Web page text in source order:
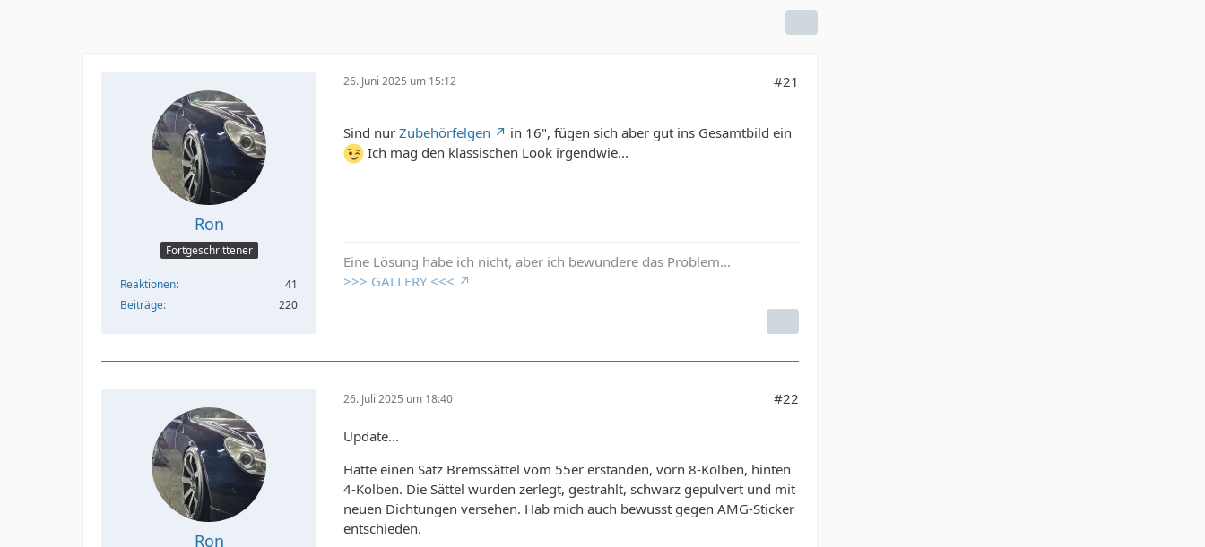
Ron
Fortgeschrittener
Reaktionen
41
Beiträge
220
26. Juni 2025 um 15:12 #21
Sind nur Zubehörfelgen
in 16", fügen sich aber gut ins Gesamtbild ein
Ich mag den klassischen Look irgendwie...
Eine Lösung habe ich nicht, aber ich bewundere das Problem...
>>> GALLERY <<<
Ron
26. Juli 2025 um 18:40 #22
Update...
Hatte einen Satz Bremssättel vom 55er erstanden, vorn 8-Kolben, hinten
4-Kolben. Die Sättel wurden zerlegt, gestrahlt, schwarz gepulvert und mit
neuen Dichtungen versehen. Hab mich auch bewusst gegen AMG-Sticker
entschieden.